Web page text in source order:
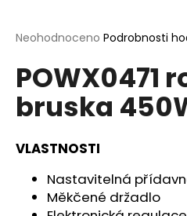
Průměrné
produktu
je
0,0
hvězdiček.
Neohodnoceno Podrobnosti
POWX0471
bruska
VLASTNOSTI
Nastavitelná
Měkčené držadlo
j
t
?
HLEDAT